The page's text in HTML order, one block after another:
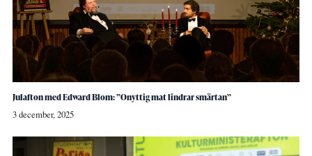
Julafton med Edward Blom: ”Onyttig mat lindrar smärtan”
3 december, 2025